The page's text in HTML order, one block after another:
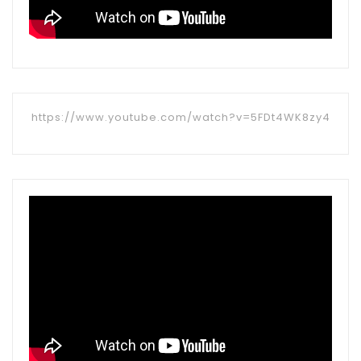
https://www.youtube.com/watch?v=5FDt4WK8zy4